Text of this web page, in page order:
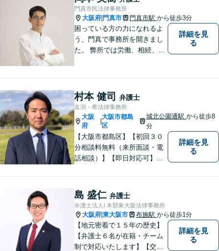
ださい。初回面談予約受付中
門真市民法律事務所
大阪府 門真市 門真市駅 から徒歩3分
困っている方の力になれるよ
う、門真で事務所を開きまし
た。 弊所では労働、相続、離
す。
詳細を見
る
村本 健司 弁護士
友渕・希法律事務所
大阪
府
|
大阪市都島
区
城北公園通駅から徒歩8
分
【大阪市都島区】【初回３０
分相談料無料（来所面談・電
話相談）】【即日対応可】
【高倉町三丁目バス停徒歩１
分】【当日・夜間・休日相談
可】刑事事件/相続問題/離婚問
題など経験と知識をもとに、
依頼者様の不安を解消し、問
題解決へ導きます
詳細を見
る
島 盛仁 弁護士
弁護士法人i 本部東大阪法律事務所
大阪府 東大阪市 布施駅 から徒歩1分
【地元密着で１５年の歴史】
【弁護士６名が在籍・チーム
制で対応いたします】【交通
詳細を見
る